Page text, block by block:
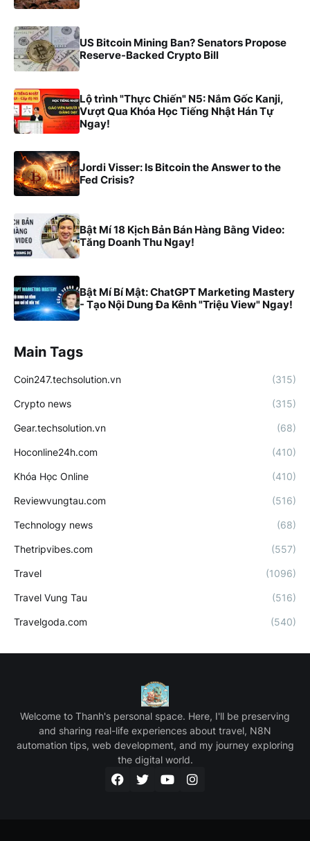
US Bitcoin Mining Ban? Senators Propose
Reserve-Backed Crypto Bill
Lộ trình "Thực Chiến" N5: Nắm Gốc Kanji,
Vượt Qua Khóa Học Tiếng Nhật Hán Tự
Ngay!
Jordi Visser: Is Bitcoin the Answer to the
Fed Crisis?
Bật Mí 18 Kịch Bản Bán Hàng Bằng Video:
Tăng Doanh Thu Ngay!
Bật Mí Bí Mật: ChatGPT Marketing Mastery
- Tạo Nội Dung Đa Kênh "Triệu View" Ngay!
Main Tags
Coin247.techsolution.vn (315)
Crypto news (315)
Gear.techsolution.vn (68)
Hoconline24h.com (410)
Khóa Học Online (410)
Reviewvungtau.com (516)
Technology news (68)
Thetripvibes.com (557)
Travel (1096)
Travel Vung Tau (516)
Travelgoda.com (540)
Welcome to Thanh's personal space. Here, I'll be preserving
and sharing real-life experiences about travel, N8N
automation tips, web development, and my journey exploring
the digital world.